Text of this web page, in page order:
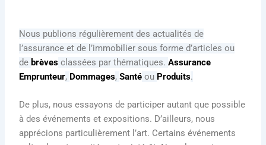
Nous publions régulièrement des actualités de
l’assurance et de l’immobilier sous forme d’articles ou
de brèves classées par thématiques.Assurance
Emprunteur, Dommages,Santé ou Produits.
De plus, nous essayons de participer autant que possible
à des événements et expositions. D’ailleurs, nous
apprécions particulièrement l’art. Certains événements